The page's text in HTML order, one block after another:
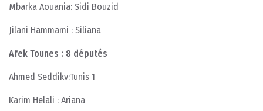
Mbarka Aouania: Sidi Bouzid
Jilani Hammami : Siliana
Afek Tounes : 8 députés
Ahmed Seddikv:Tunis 1
Karim Helali : Ariana